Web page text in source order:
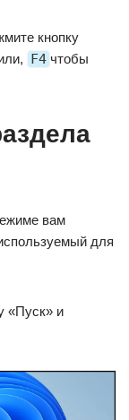
кнопку
F4 чтобы
вам
для
«Пуск» и